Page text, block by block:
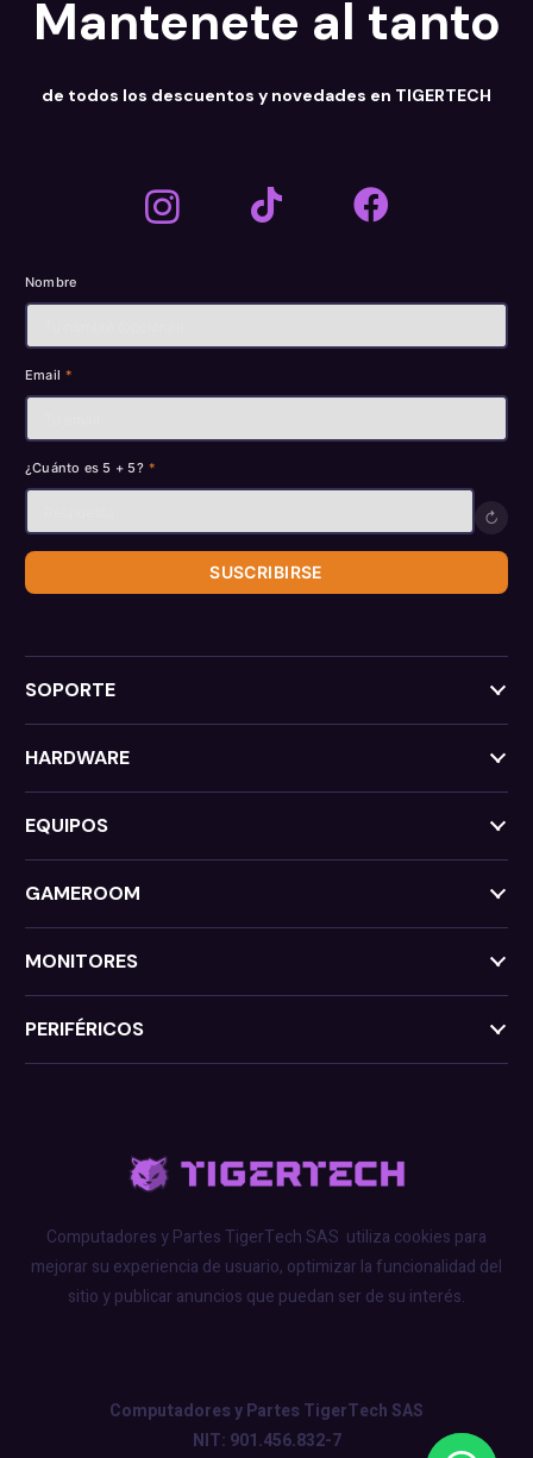
Mantenete al tanto
de todos los descuentos y novedades en TIGERTECH
Nombre
Email *
¿Cuánto es 5 + 5? *
↻
SUSCRIBIRSE
SOPORTE
HARDWARE
EQUIPOS
GAMEROOM
MONITORES
PERIFÉRICOS
Computadores y Partes TigerTech SAS utiliza cookies para
mejorar su experiencia de usuario, optimizar la funcionalidad del
sitio y publicar anuncios que puedan ser de su interés.
Computadores y Partes TigerTech SAS
NIT: 901.456.832-7